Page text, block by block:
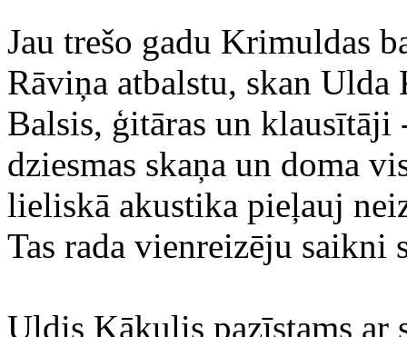
Jau trešo gadu Krimuldas
Rāviņa atbalstu, skan Ulda
Balsis, ģitāras un klausītāji
dziesmas skaņa un doma
lieliskā akustika pieļauj
Tas rada vienreizēju
Uldis Kākulis pazīstams ar